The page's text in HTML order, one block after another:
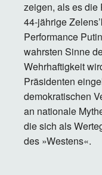
zeigen, als es die
44-jährige
Performance
wahrsten Sinne
Wehrhaftigkeit
Präsidenten
demokratischen
an nationale
die sich als
des »Westens«.